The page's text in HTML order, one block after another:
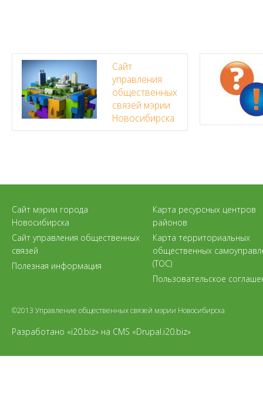
Сайт
управления
общественных
связей мэрии
Новосибирска
Сайт мэрии города
Новосибирска
Сайт управления общественных
связей
Полезная информация
Карта ресурсных центров
районов
Карта территориальных
общественных
(ТОС)
Пользовательское
©2013 Управление общественных связей мэрии Новосибирска
Разработано «i20.biz» на CMS «Drupal.i20.biz»